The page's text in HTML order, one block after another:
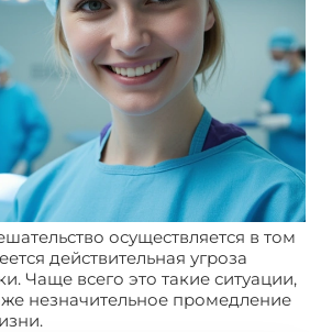
осуществляется в том
действительная угроза
Чаще всего это такие ситуации,
незначительное промедление